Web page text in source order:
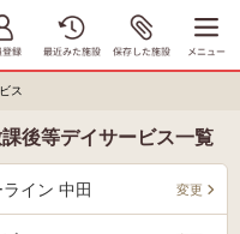
ス
後等デイサービス一覧
イン 中田 変更